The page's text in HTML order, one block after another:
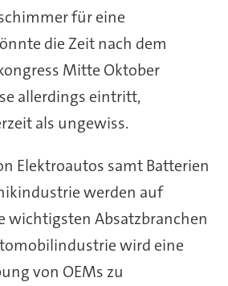
für eine
die Zeit nach dem
Mitte Oktober
allerdings eintritt,
als ungewiss.
Elektroautos samt Batterien
werden auf
wichtigsten Absatzbranchen
wird eine
von OEMs zu